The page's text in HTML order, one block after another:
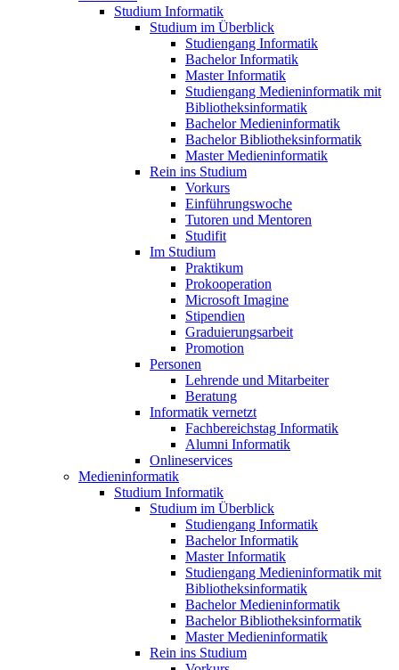
Studium Informatik
Studium im Überblick
Studiengang Informatik
Bachelor Informatik
Master Informatik
Studiengang Medieninformatik mit
Bibliotheksinformatik
Bachelor Medieninformatik
Bachelor Bibliotheksinformatik
Master Medieninformatik
Rein ins Studium
Vorkurs
Einführungswoche
Tutoren und Mentoren
Studifit
Im Studium
Praktikum
Prokooperation
Microsoft Imagine
Stipendien
Graduierungsarbeit
Promotion
Personen
Lehrende und Mitarbeiter
Beratung
Informatik vernetzt
Fachbereichstag Informatik
Alumni Informatik
Onlineservices
Medieninformatik
Studium Informatik
Studium im Überblick
Studiengang Informatik
Bachelor Informatik
Master Informatik
Studiengang Medieninformatik mit
Bibliotheksinformatik
Bachelor Medieninformatik
Bachelor Bibliotheksinformatik
Master Medieninformatik
Rein ins Studium